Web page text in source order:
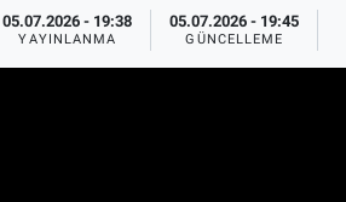
05.07.2026 - 19:38
YAYINLANMA
05.07.2026 - 19:45
GÜNCELLEME